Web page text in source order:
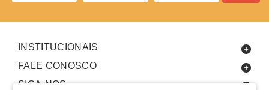
INSTITUCIONAIS
FALE CONOSCO
SIGA-NOS